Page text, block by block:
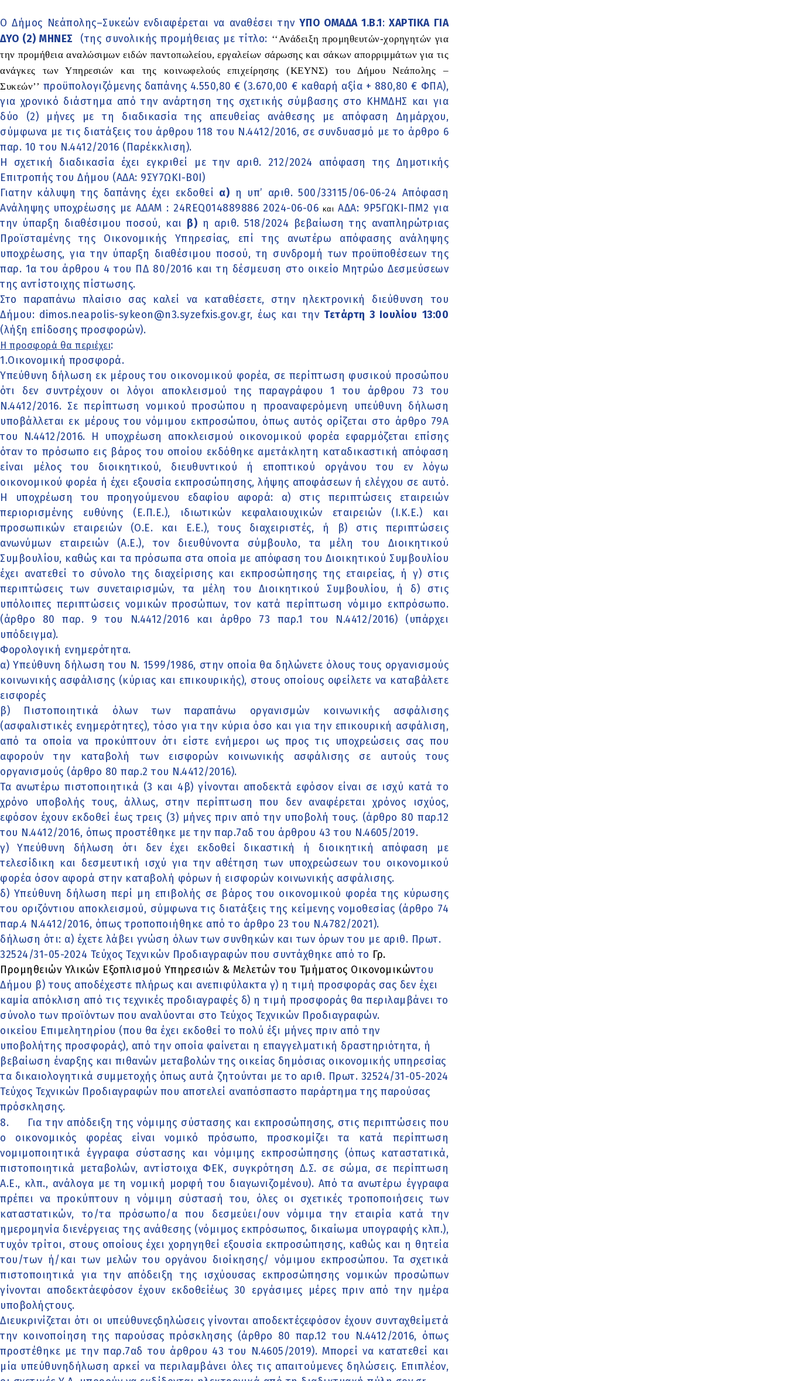
Ο Δήμος Νεάπολης–Συκεών ενδιαφέρεται να αναθέσει την ΥΠΟ ΟΜΑΔΑ 1.Β.1: ΧΑΡΤΙΚΑ ΓΙΑ
ΔΥΟ (2) ΜΗΝΕΣ
(της συνολικής προμήθειας με τίτλο: ‘‘Ανάδειξη προμηθευτών-χορηγητών για
την προμήθεια αναλώσιμων ειδών παντοπωλείου, εργαλείων σάρωσης και σάκων απορριμμάτων για τις
ανάγκες των Υπηρεσιών και της κοινωφελούς επιχείρησης (ΚΕΥΝΣ) του Δήμου Νεάπολης –
Συκεών’’ προϋπολογιζόμενης δαπάνης 4.550,80 € (3.670,00 € καθαρή αξία + 880,80 € ΦΠΑ),
για χρονικό διάστημα από την ανάρτηση της σχετικής σύμβασης στο ΚΗΜΔΗΣ και για
δύο (2) μήνες με τη διαδικασία της απευθείας ανάθεσης με απόφαση Δημάρχου,
σύμφωνα με τις διατάξεις του άρθρου 118 του Ν.4412/2016, σε συνδυασμό με το άρθρο 6
παρ. 10 του Ν.4412/2016 (Παρέκκλιση).
Η σχετική διαδικασία έχει εγκριθεί με την αριθ. 212/2024 απόφαση της Δημοτικής
Επιτροπής του Δήμου (ΑΔΑ: 9ΣΥ7ΩΚΙ-Β0Ι)
Γιατην κάλυψη της δαπάνης έχει εκδοθεί α) η υπ’ αριθ. 500/33115/06-06-24 Απόφαση
Ανάληψης υποχρέωσης με ΑΔΑΜ : 24REQ014889886 2024-06-06 και ΑΔΑ: 9Ρ5ΓΩΚΙ-ΠΜ2 για
την ύπαρξη διαθέσιμου ποσού, και β) η αριθ. 518/2024 βεβαίωση της αναπληρώτριας
Προϊσταμένης της Οικονομικής Υπηρεσίας, επί της ανωτέρω απόφασης ανάληψης
υποχρέωσης, για την ύπαρξη διαθέσιμου ποσού, τη συνδρομή των προϋποθέσεων της
παρ. 1α του άρθρου 4 του ΠΔ 80/2016 και τη δέσμευση στο οικείο Μητρώο Δεσμεύσεων
της αντίστοιχης πίστωσης.
Στο παραπάνω πλαίσιο σας καλεί να καταθέσετε, στην ηλεκτρονική διεύθυνση του
Δήμου: dimos.neapolis-sykeon@n3.syzefxis.gov.gr, έως και την Τετάρτη 3 Ιουλίου 13:00
(λήξη επίδοσης προσφορών).
Η προσφορά θα περιέχει:
1.Οικονομική προσφορά.
Υπεύθυνη δήλωση εκ μέρους του οικονομικού φορέα, σε περίπτωση φυσικού προσώπου
ότι δεν συντρέχουν οι λόγοι αποκλεισμού της παραγράφου 1 του άρθρου 73 του
Ν.4412/2016. Σε περίπτωση νομικού προσώπου η προαναφερόμενη υπεύθυνη δήλωση
υποβάλλεται εκ μέρους του νόμιμου εκπροσώπου, όπως αυτός ορίζεται στο άρθρο 79Α
του Ν.4412/2016. Η υποχρέωση αποκλεισμού οικονομικού φορέα εφαρμόζεται επίσης
όταν το πρόσωπο εις βάρος του οποίου εκδόθηκε αμετάκλητη καταδικαστική απόφαση
είναι μέλος του διοικητικού, διευθυντικού ή εποπτικού οργάνου του εν λόγω
οικονομικού φορέα ή έχει εξουσία εκπροσώπησης, λήψης αποφάσεων ή ελέγχου σε αυτό.
Η υποχρέωση του προηγούμενου εδαφίου αφορά: α) στις περιπτώσεις εταιρειών
περιορισμένης ευθύνης (Ε.Π.Ε.), ιδιωτικών κεφαλαιουχικών εταιρειών (Ι.Κ.Ε.) και
προσωπικών εταιρειών (Ο.Ε. και Ε.Ε.), τους διαχειριστές, ή β) στις περιπτώσεις
ανωνύμων εταιρειών (Α.Ε.), τον διευθύνοντα σύμβουλο, τα μέλη του Διοικητικού
Συμβουλίου, καθώς και τα πρόσωπα στα οποία με απόφαση του Διοικητικού Συμβουλίου
έχει ανατεθεί το σύνολο της διαχείρισης και εκπροσώπησης της εταιρείας, ή γ) στις
περιπτώσεις των συνεταιρισμών, τα μέλη του Διοικητικού Συμβουλίου, ή δ) στις
υπόλοιπες περιπτώσεις νομικών προσώπων, τον κατά περίπτωση νόμιμο εκπρόσωπο.
(άρθρο 80 παρ. 9 του Ν.4412/2016 και άρθρο 73 παρ.1 του Ν.4412/2016) (υπάρχει
υπόδειγμα).
Φορολογική ενημερότητα.
α) Υπεύθυνη δήλωση του Ν. 1599/1986, στην οποία θα δηλώνετε όλους τους οργανισμούς
κοινωνικής ασφάλισης (κύριας και επικουρικής), στους οποίους οφείλετε να καταβάλετε
εισφορές
β) Πιστοποιητικά όλων των παραπάνω οργανισμών κοινωνικής ασφάλισης
(ασφαλιστικές ενημερότητες), τόσο για την κύρια όσο και για την επικουρική ασφάλιση,
από τα οποία να προκύπτουν ότι είστε ενήμεροι ως προς τις υποχρεώσεις σας που
αφορούν την καταβολή των εισφορών κοινωνικής ασφάλισης σε αυτούς τους
οργανισμούς (άρθρο 80 παρ.2 του Ν.4412/2016).
Τα ανωτέρω πιστοποιητικά (3 και 4β) γίνονται αποδεκτά εφόσον είναι σε ισχύ κατά το
χρόνο υποβολής τους, άλλως, στην περίπτωση που δεν αναφέρεται χρόνος ισχύος,
εφόσον έχουν εκδοθεί έως τρεις (3) μήνες πριν από την υποβολή τους. (άρθρο 80 παρ.12
του Ν.4412/2016, όπως προστέθηκε με την παρ.7αδ του άρθρου 43 του Ν.4605/2019.
γ) Υπεύθυνη δήλωση ότι δεν έχει εκδοθεί δικαστική ή διοικητική απόφαση με
τελεσίδικη και δεσμευτική ισχύ για την αθέτηση των υποχρεώσεων του οικονομικού
φορέα όσον αφορά στην καταβολή φόρων ή εισφορών κοινωνικής ασφάλισης.
δ) Υπεύθυνη δήλωση περί μη επιβολής σε βάρος του οικονομικού φορέα της κύρωσης
του οριζόντιου αποκλεισμού, σύμφωνα τις διατάξεις της κείμενης νομοθεσίας (άρθρο 74
παρ.4 Ν.4412/2016, όπως τροποποιήθηκε από το άρθρο 23 του Ν.4782/2021).
δήλωση ότι: α) έχετε λάβει γνώση όλων των συνθηκών και των όρων του με αριθ. Πρωτ.
32524/31-05-2024 Τεύχος Τεχνικών Προδιαγραφών που συντάχθηκε από το Γρ.
Προμηθειών Υλικών Εξοπλισμού Υπηρεσιών & Μελετών του Τμήματος Οικονομικώντου
Δήμου β) τους αποδέχεστε πλήρως και ανεπιφύλακτα γ) η τιμή προσφοράς σας δεν έχει
καμία απόκλιση από τις τεχνικές προδιαγραφές δ) η τιμή προσφοράς θα περιλαμβάνει το
σύνολο των προϊόντων που αναλύονται στο Τεύχος Τεχνικών Προδιαγραφών.
οικείου Επιμελητηρίου (που θα έχει εκδοθεί το πολύ έξι μήνες πριν από την
υποβολήτης προσφοράς), από την οποία φαίνεται η επαγγελματική δραστηριότητα, ή
βεβαίωση έναρξης και πιθανών μεταβολών της οικείας δημόσιας οικονομικής υπηρεσίας
τα δικαιολογητικά συμμετοχής όπως αυτά ζητούνται με το αριθ. Πρωτ. 32524/31-05-2024
Τεύχος Τεχνικών Προδιαγραφών που αποτελεί αναπόσπαστο παράρτημα της παρούσας
πρόσκλησης.
8.
Για την απόδειξη της νόμιμης σύστασης και εκπροσώπησης, στις περιπτώσεις που
ο οικονομικός φορέας είναι νομικό πρόσωπο, προσκομίζει τα κατά περίπτωση
νομιμοποιητικά έγγραφα σύστασης και νόμιμης εκπροσώπησης (όπως καταστατικά,
πιστοποιητικά μεταβολών, αντίστοιχα ΦΕΚ, συγκρότηση Δ.Σ. σε σώμα, σε περίπτωση
Α.Ε., κλπ., ανάλογα με τη νομική μορφή του διαγωνιζομένου). Από τα ανωτέρω έγγραφα
πρέπει να προκύπτουν η νόμιμη σύστασή του, όλες οι σχετικές τροποποιήσεις των
καταστατικών, το/τα πρόσωπο/α που δεσμεύει/ουν νόμιμα την εταιρία κατά την
ημερομηνία διενέργειας της ανάθεσης (νόμιμος εκπρόσωπος, δικαίωμα υπογραφής κλπ.),
τυχόν τρίτοι, στους οποίους έχει χορηγηθεί εξουσία εκπροσώπησης, καθώς και η θητεία
του/των ή/και των μελών του οργάνου διοίκησης/ νόμιμου εκπροσώπου. Τα σχετικά
πιστοποιητικά για την απόδειξη της ισχύουσας εκπροσώπησης νομικών προσώπων
γίνονται αποδεκτάεφόσον έχουν εκδοθείέως 30 εργάσιμες μέρες πριν από την ημέρα
υποβολήςτους.
Διευκρινίζεται ότι οι υπεύθυνεςδηλώσεις γίνονται αποδεκτέςεφόσον έχουν συνταχθείμετά
την κοινοποίηση της παρούσας πρόσκλησης (άρθρο 80 παρ.12 του Ν.4412/2016, όπως
προστέθηκε με την παρ.7αδ του άρθρου 43 του Ν.4605/2019). Μπορεί να κατατεθεί και
μία υπεύθυνηδήλωση αρκεί να περιλαμβάνει όλες τις απαιτούμενες δηλώσεις. Επιπλέον,